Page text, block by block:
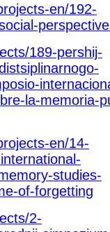
en/192-
189-pershij-
la-memoria-
en/14-
studies-
of-forgetting
2-